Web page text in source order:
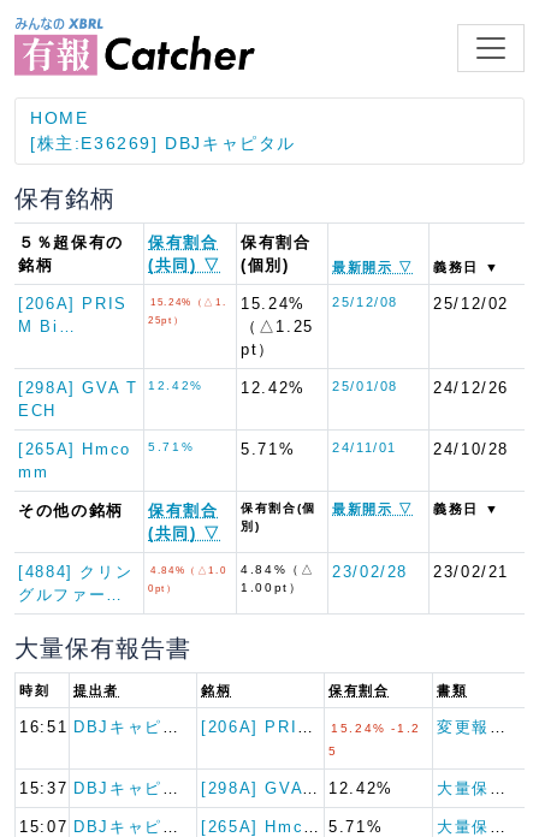
HOME
[株主:E36269] DBJキャピタル
保有銘柄
５％超保有の
銘柄
保有割合
(共同) ▽
保有割合
(個別)
最新開示 ▽ 義務日 ▼
[206A] PRIS
M Bi…
15.24%（△1.
25pt）
15.24%
（△1.25
pt）
25/12/08 25/12/02
[298A] GVA T
ECH
12.42% 12.42% 25/01/08 24/12/26
[265A] Hmco
mm
5.71% 5.71% 24/11/01 24/10/28
その他の銘柄
保有割合
(共同) ▽
保有割合(個
別)
最新開示 ▽ 義務日 ▼
[4884] クリン
グルファー…
4.84%（△1.0
0pt）
4.84%（△
1.00pt）
23/02/28 23/02/21
大量保有報告書
時刻 提出者 銘柄 保有割合 書類
16:51
15.24% -1.2
5
15:37 12.42%
15:07 5.71%